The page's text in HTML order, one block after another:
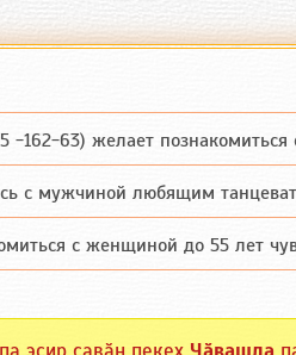
63) желает познакомиться с
с мужчиной любящим
с женщиной до 55 лет